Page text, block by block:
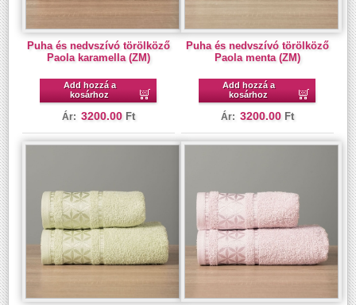
Puha és nedvszívó törölköző
Paola karamella (ZM)
Add hozzá a
kosárhoz
Ár: 3200.00 Ft
Puha és nedvszívó törölköző
Paola menta (ZM)
Add hozzá a
kosárhoz
Ár: 3200.00 Ft